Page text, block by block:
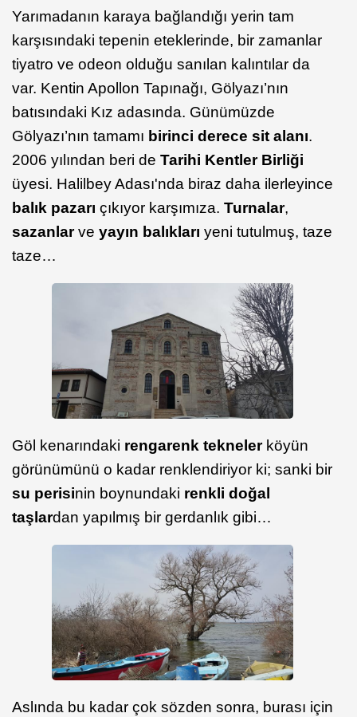
Yarımadanın karaya bağlandığı yerin tam
karşısındaki tepenin eteklerinde, bir zamanlar
tiyatro ve odeon olduğu sanılan kalıntılar da
var. Kentin Apollon Tapınağı, Gölyazı’nın
batısındaki Kız adasında. Günümüzde
Gölyazı’nın tamamı birinci derece sit alanı.
2006 yılından beri de Tarihi Kentler Birliği
üyesi. Halilbey Adası'nda biraz daha ilerleyince
balık pazarı çıkıyor karşımıza. Turnalar,
sazanlarve yayın balıkları yeni tutulmuş, taze
taze…
Göl kenarındaki rengarenk tekneler köyün
görünümünü o kadar renklendiriyor ki; sanki bir
su perisinin boynundaki renkli doğal
taşlardan yapılmış bir gerdanlık gibi…
Aslında bu kadar çok sözden sonra, burası için